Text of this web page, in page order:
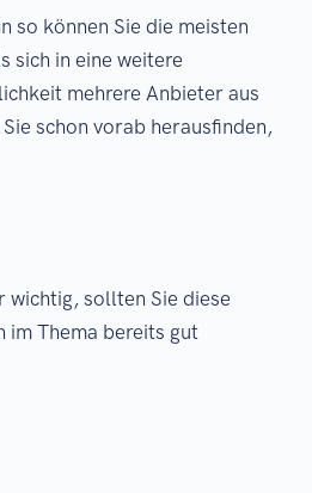
so können Sie die meisten
sich in eine weitere
mehrere Anbieter aus
schon vorab herausfinden,
wichtig, sollten Sie diese
im Thema bereits gut